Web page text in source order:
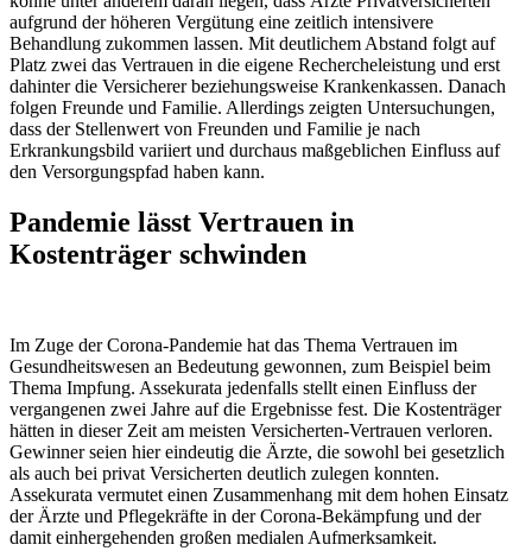
aufgrund der höheren Vergütung eine zeitlich intensivere
Behandlung zukommen lassen. Mit deutlichem Abstand folgt auf
Platz zwei das Vertrauen in die eigene Rechercheleistung und erst
dahinter die Versicherer beziehungsweise Krankenkassen. Danach
folgen Freunde und Familie. Allerdings zeigten Untersuchungen,
dass der Stellenwert von Freunden und Familie je nach
Erkrankungsbild variiert und durchaus maßgeblichen Einfluss auf
den Versorgungspfad haben kann.
Pandemie lässt Vertrauen in
Kostenträger schwinden
Im Zuge der Corona-Pandemie hat das Thema Vertrauen im
Gesundheitswesen an Bedeutung gewonnen, zum Beispiel beim
Thema Impfung. Assekurata jedenfalls stellt einen Einfluss der
vergangenen zwei Jahre auf die Ergebnisse fest. Die Kostenträger
hätten in dieser Zeit am meisten Versicherten-Vertrauen verloren.
Gewinner seien hier eindeutig die Ärzte, die sowohl bei gesetzlich
als auch bei privat Versicherten deutlich zulegen konnten.
Assekurata vermutet einen Zusammenhang mit dem hohen Einsatz
der Ärzte und Pflegekräfte in der Corona-Bekämpfung und der
damit einhergehenden großen medialen Aufmerksamkeit.